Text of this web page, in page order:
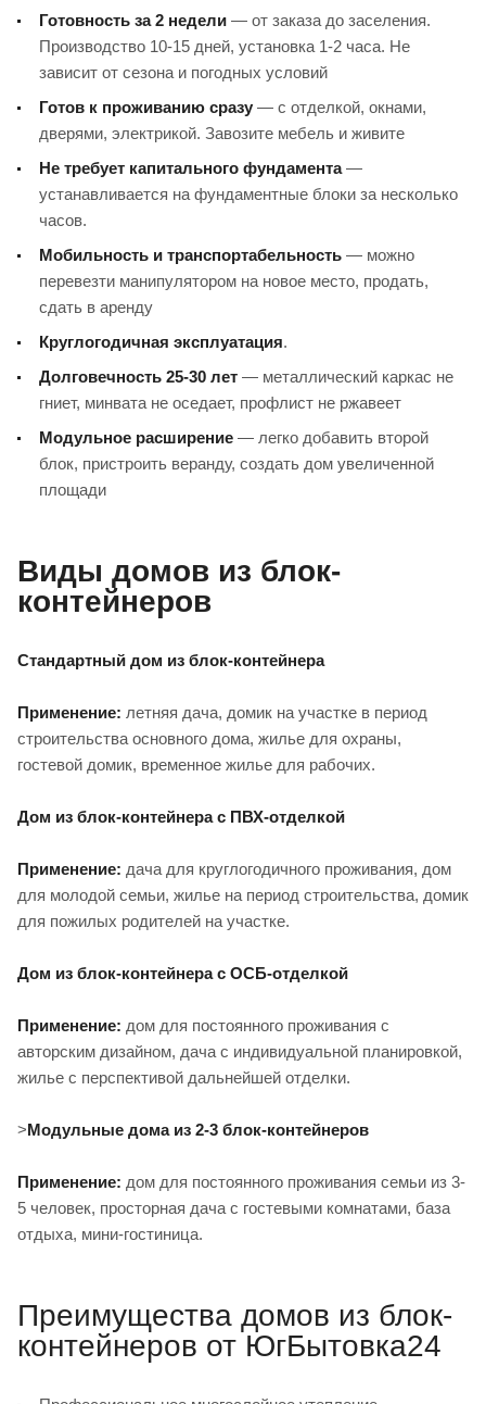
Готовность за 2 недели — от заказа до заселения.
Производство 10-15 дней, установка 1-2 часа. Не
зависит от сезона и погодных условий
Готов к проживанию сразу — с отделкой, окнами,
дверями, электрикой. Завозите мебель и живите
Не требует капитального фундамента—
устанавливается на фундаментные блоки за несколько
часов.
Мобильность и транспортабельность — можно
перевезти манипулятором на новое место, продать,
сдать в аренду
Круглогодичная эксплуатация.
Долговечность 25-30 лет — металлический каркас не
гниет, минвата не оседает, профлист не ржавеет
Модульное расширение — легко добавить второй
блок, пристроить веранду, создать дом увеличенной
площади
Виды домов из блок-
контейнеров
Стандартный дом из блок-контейнера
Применение: летняя дача, домик на участке в период
строительства основного дома, жилье для охраны,
гостевой домик, временное жилье для рабочих.
Дом из блок-контейнера с ПВХ-отделкой
Применение: дача для круглогодичного проживания, дом
для молодой семьи, жилье на период строительства, домик
для пожилых родителей на участке.
Дом из блок-контейнера с ОСБ-отделкой
Применение: дом для постоянного проживания с
авторским дизайном, дача с индивидуальной планировкой,
жилье с перспективой дальнейшей отделки.
>Модульные дома из 2-3 блок-контейнеров
Применение: дом для постоянного проживания семьи из 3-
5 человек, просторная дача с гостевыми комнатами, база
отдыха, мини-гостиница.
Преимущества домов из блок-
контейнеров от ЮгБытовка24